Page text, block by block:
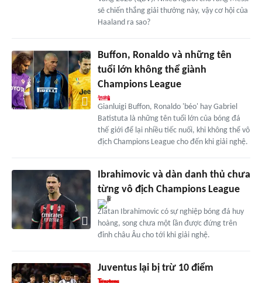
sẽ chiến thắng giải thưởng này, vậy cơ hội của
Haaland ra sao?
Buffon, Ronaldo và những tên
tuổi lớn không thể giành
Champions League
Gianluigi Buffon, Ronaldo 'béo' hay Gabriel
Batistuta là những tên tuổi lớn của bóng đá
thế giới để lại nhiều tiếc nuối, khi không thể vô
địch Champions League cho đến khi giải nghệ.
Ibrahimovic và dàn danh thủ chưa
từng vô địch Champions League
Zlatan Ibrahimovic có sự nghiệp bóng đá huy
hoàng, song chưa một lần được đứng trên
đỉnh châu Âu cho tới khi giải nghệ.
Juventus lại bị trừ 10 điểm